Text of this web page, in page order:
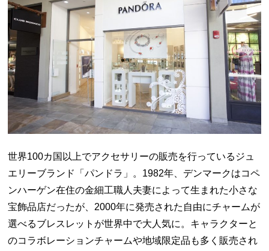
世界100カ国以上でアクセサリーの販売を行っているジュ
エリーブランド「パンドラ」。 1982年、デンマークはコペ
ンハーゲン在住の金細工職人夫妻によって生まれた小さな
宝飾品店だったが、 2000年に発売された自由にチャームが
選べるブレスレットが世界中で大人気に。キャラクターと
のコラボレーションチャームや地域限定品も多く販売され